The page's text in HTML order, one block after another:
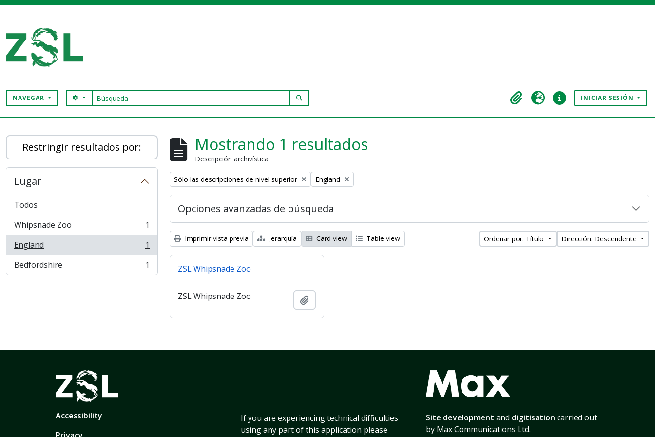
NAVEGAR Búsqueda
SEARCH OPTIONS
Portapapeles
Idioma Enlaces rápidosINICIAR SESIÓN
Restringir resultados por:
Lugar
Todos
Whipsnade Zoo
, 1 resultados
1
England
, 1 resultados
1
Bedfordshire
, 1 resultados 1
Mostrando 1 resultados
Descripción archivística
Remove filter:
Sólo las descripciones de nivel superior Remove filter:
England
Opciones avanzadas de búsqueda
Imprimir vista previa Jerarquía Card view Table view Ordenar por: Título Dirección: Descendente
ZSL Whipsnade Zoo
ZSL Whipsnade Zoo
Accessibility
If you are experiencing technical difficulties
using any part of this application please
Site development and digitisation carried out
by Max Communications Ltd.